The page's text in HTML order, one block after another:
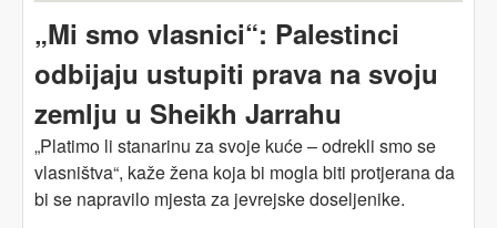
„Mi smo vlasnici“: Palestinci
odbijaju ustupiti prava na svoju
zemlju u Sheikh Jarrahu
„Platimo li stanarinu za svoje kuće – odrekli smo se
vlasništva“, kaže žena koja bi mogla biti protjerana da
bi se napravilo mjesta za jevrejske doseljenike.